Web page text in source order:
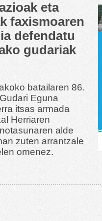
eta
faxismoaren
defendatu
gudariak
batailaren 86.
Eguna
itsas armada
Herriaren
alde
zuten arrantzale
omenez.